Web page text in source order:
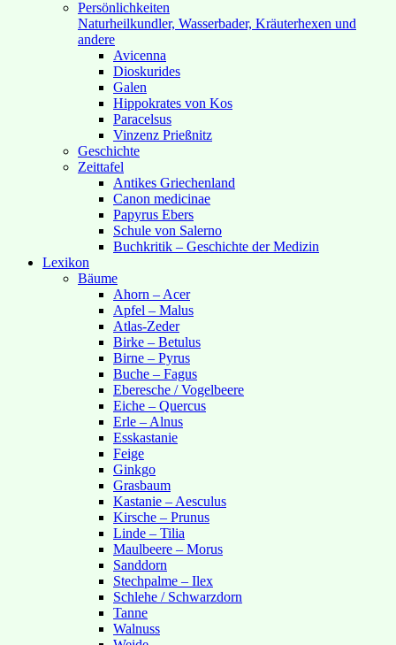
Persönlichkeiten
Naturheilkundler, Wasserbader, Kräuterhexen und
andere
Avicenna
Dioskurides
Galen
Hippokrates von Kos
Paracelsus
Vinzenz Prießnitz
Geschichte
Zeittafel
Antikes Griechenland
Canon medicinae
Papyrus Ebers
Schule von Salerno
Buchkritik – Geschichte der Medizin
Lexikon
Bäume
Ahorn – Acer
Apfel – Malus
Atlas-Zeder
Birke – Betulus
Birne – Pyrus
Buche – Fagus
Eberesche / Vogelbeere
Eiche – Quercus
Erle – Alnus
Esskastanie
Feige
Ginkgo
Grasbaum
Kastanie – Aesculus
Kirsche – Prunus
Linde – Tilia
Maulbeere – Morus
Sanddorn
Stechpalme – Ilex
Schlehe / Schwarzdorn
Tanne
Walnuss